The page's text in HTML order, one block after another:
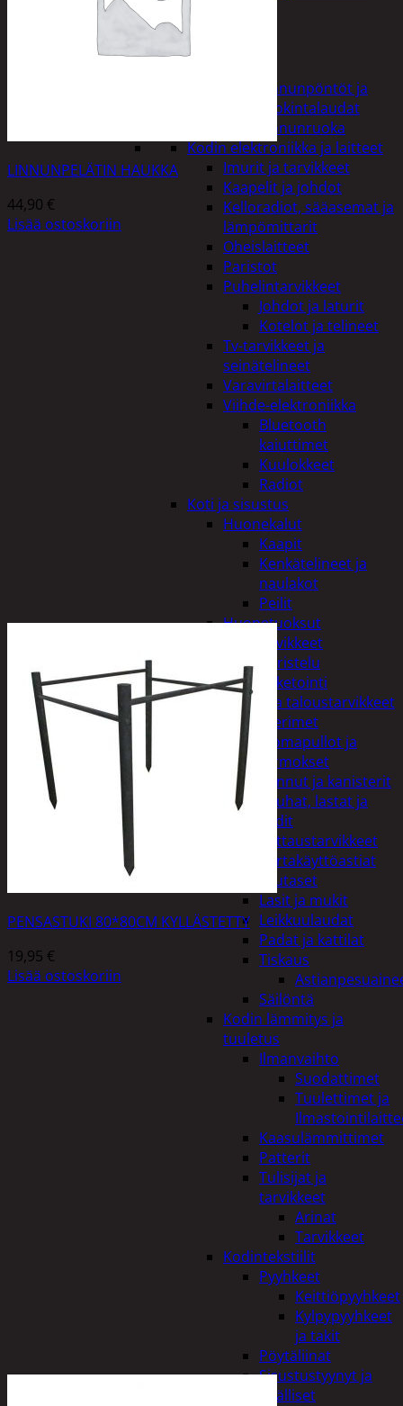
Linnunpöntöt ja
ruokintalaudat
Linnunruoka
Kodin elektroniikka ja laitteet
Imurit ja tarvikkeet
Kaapelit ja johdot
Kelloradiot, sääasemat ja
lämpömittarit
Oheislaitteet
Paristot
Puhelintarvikkeet
Johdot ja laturit
Kotelot ja telineet
Tv-tarvikkeet ja
seinätelineet
Varavirtalaitteet
Viihde-elektroniikka
Bluetooth
kaiuttimet
Kuulokkeet
Radiot
Koti ja sisustus
Huonekalut
Kaapit
Kenkätelineet ja
naulakot
Peilit
Huonetuoksut
Juhlatarvikkeet
Koristelu
Paketointi
Keittiö ja taloustarvikkeet
Aterimet
Juomapullot ja
termokset
Kannut ja kanisterit
Kauhat, lastat ja
sudit
Kattaustarvikkeet
Kertakäyttöastiat
Lautaset
Lasit ja mukit
Leikkuulaudat
Padat ja kattilat
Tiskaus
Säilöntä
Kodin lämmitys ja
tuuletus
Ilmanvaihto
Suodattimet
Tuulettimet ja
Kaasulämmittimet
Patterit
Tulisijat ja
tarvikkeet
Arinat
Tarvikkeet
Kodintekstiilit
Pyyhkeet
Keittiöpyyhkeet
Kylpypyyhkeet
ja takit
Pöytäliinat
Sisustustyynyt ja
päälliset
LINNUNPELÄTIN HAUKKA
44,90 €
Lisää ostoskoriin
PENSASTUKI 80*80CM KYLLÄSTETTY
19,95 €
Lisää ostoskoriin